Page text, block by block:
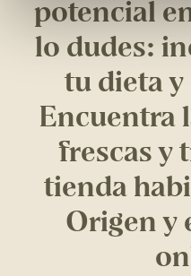
potencial
lo dudes:
tu dieta
Encuentra
frescas y
tienda
Origen y